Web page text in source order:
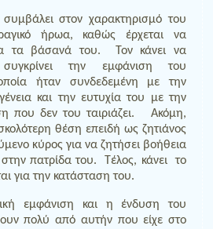
στον χαρακτηρισμό του
ήρωα, καθώς έρχεται να
τα βάσανά του. Τον κάνει να
συγκρίνει την εμφάνιση του
ήταν συνδεδεμένη με την
και την ευτυχία του με την
που δεν του ταιριάζει. Ακόμη,
θέση επειδή ως ζητιάνος
κύρος για να ζητήσει βοήθεια
στην πατρίδα του. Τέλος, κάνει το
για την κατάσταση του.
εμφάνιση και η ένδυση του
πολύ από αυτήν που είχε στο